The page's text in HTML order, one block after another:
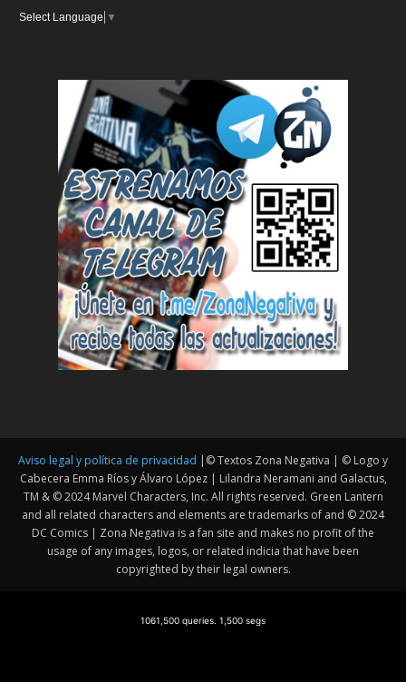
Select Language ▼
Aviso legal y política de privacidad |© Textos Zona Negativa | © Logo y
Cabecera Emma Ríos y Álvaro López | Lilandra Neramani and Galactus,
TM & © 2024 Marvel Characters, Inc. All rights reserved. Green Lantern
and all related characters and elements are trademarks of and © 2024
DC Comics | Zona Negativa is a fan site and makes no profit of the
usage of any images, logos, or related indicia that have been
copyrighted by their legal owners.
1061,500 queries. 1,500 segs